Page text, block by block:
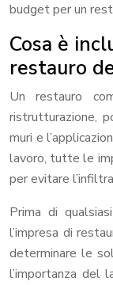
budget per un
Cosa è
restauro
Un restauro
ristrutturazione,
muri e
lavoro, tutte le
per evitare
Prima di
l’impresa di
determinare le
l’importanza del